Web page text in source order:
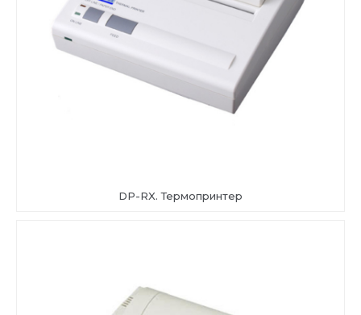
DP-RX. Термопринтер